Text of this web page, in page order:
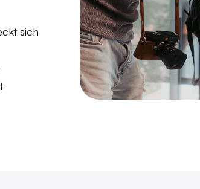
sich